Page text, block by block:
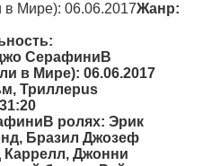
в Мире): 06.06.2017Жанр:
:
СерафиниВ
в Мире): 06.06.2017
Триллерus
ролях: Эрик
Бразил Джозеф
Каррелл, Джонни